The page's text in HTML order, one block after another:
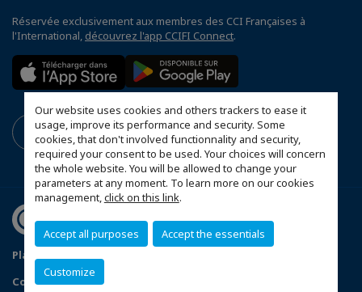
Our website uses cookies and others trackers to ease it
usage, improve its performance and security. Some
cookies, that don't involved functionnality and security,
required your consent to be used. Your choices will concern
the whole website. You will be allowed to change your
parameters at any moment. To learn more on our cookies
management,click on this link.
Accept all purposes Accept the essentials
Customize
Réservée exclusivement aux membres des CCI Françaises à
l'International, découvrez l'app CCIFI Connect.
Plan du site
Configurer vos préférences cookies